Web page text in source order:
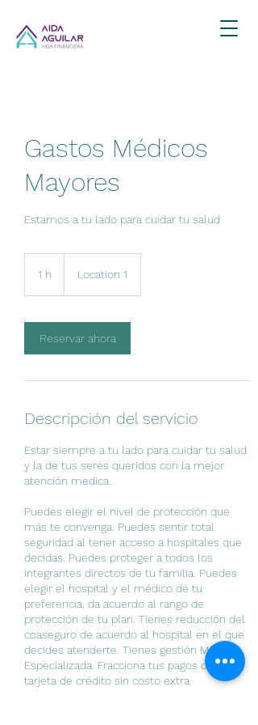
Gastos Médicos
Mayores
Estamos a tu lado para cuidar tu salud
1 h Location 1
Reservar ahora
Descripción del servicio
Estar siempre a tu lado para cuidar tu salud
y la de tus seres queridos con la mejor
atención medica.
Puedes elegir el nivel de protección que
más te convenga. Puedes sentir total
seguridad al tener acceso a hospitales que
decidas. Puedes proteger a todos los
integrantes directos de tu familia. Puedes
elegir el hospital y el médico de tu
preferencia, da acuerdo al rango de
protección de tu plan. Tienes reducción del
coaseguro de acuerdo al hospital en el que
decides atenderte. Tienes gestión Médica
Especializada. Fracciona tus pagos con
tarjeta de crédito sin costo extra.